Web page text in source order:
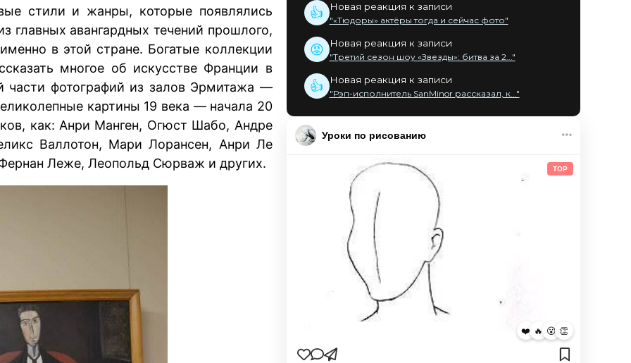
стили и жанры, которые появлялись
главных авангардных течений прошлого,
в этой стране. Богатые коллекции
многое об искусстве Франции в
части фотографий из залов Эрмитажа —
картины 19 века — начала 20
как: Анри Манген, Огюст Шабо, Андре
Валлотон, Мари Лорансен, Анри Ле
Леже, Леопольд Сюрваж и других.
👍 Новая реакция к записи
"«Тюдоры» актёры тогда и сейчас фото"
😡 Новая реакция к записи
"Третий сезон шоу «Звезды»: битва за 2..."
👍 Новая реакция к записи
"Рэп-исполнитель SanMinor рассказал, к..."
Уроки по рисованию
TOP
❤️ 🔥 😮 👏